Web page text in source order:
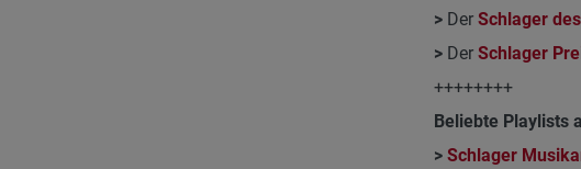
>Der Schlager
>Der Schlager
++++++++
Beliebte Playlists
> Schlager